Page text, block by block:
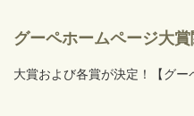
グーペホームページ大
大賞および各賞が決定！【グー